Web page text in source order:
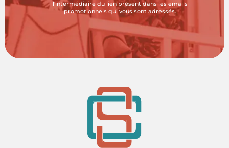
l'intermédiaire du lien présent dans les emails
promotionnels qui vous sont adressés.